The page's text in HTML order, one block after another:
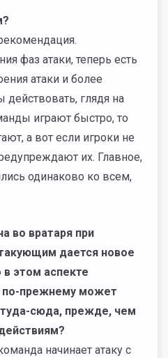
фаз атаки, теперь есть
атаки и более
глядя на
играют быстро, то
а вот если игроки не
их. Главное,
одинаково ко всем,
во вратаря при
дается новое
в этом аспекте
по-прежнему может
туда-сюда, прежде, чем
начинает атаку с